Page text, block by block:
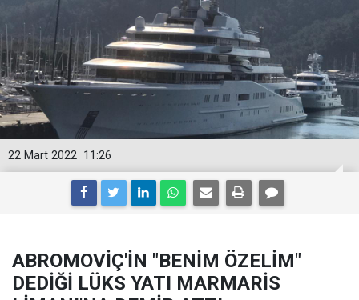
11:26
22 Mart 2022
ABROMOVİÇ'İN "BENİM ÖZELİM"
DEDİĞİ LÜKS YATI MARMARİS